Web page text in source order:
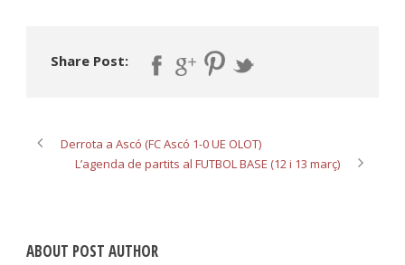
Share Post:
Derrota a Ascó (FC Ascó 1-0 UE OLOT)
L’agenda de partits al FUTBOL BASE (12 i 13 març)
ABOUT POST AUTHOR